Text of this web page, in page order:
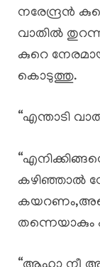
നരേന്ദ്രൻ
വാതിൽ
കുറെ
കൊടുത്തു.
“എന്താടി
കഴിഞ്ഞാൽ
തന്നെയാകും